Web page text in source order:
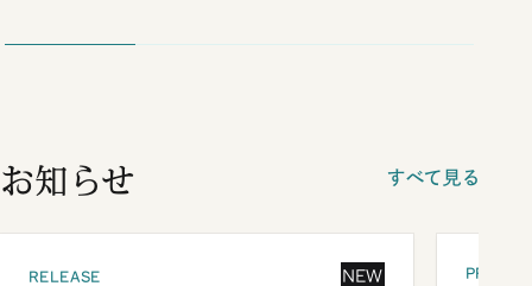
お知らせ すべて見る
RELEASE NEW